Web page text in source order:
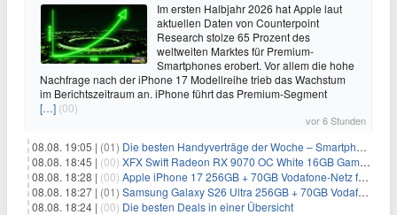
Im ersten Halbjahr 2026 hat Apple laut
aktuellen Daten von Counterpoint
Research stolze 65 Prozent des
weltweiten Marktes für Premium-
Smartphones erobert. Vor allem die hohe
Nachfrage nach der iPhone 17 Modellreihe trieb das Wachstum
im Berichtszeitraum an. iPhone führt das Premium-Segment
[…] (00)
vor 6 Stunden
08.08. 19:05 | (01) Die besten Handyverträge der Woche – Smartphone-Tarife & SIM-Only im Überblick
08.08. 18:45 | (00) XFX Swift Radeon RX 9070 OC White 16GB Gaming-Grafikkarte für 579€
08.08. 18:28 | (00) Apple iPhone 17 256GB + 70GB Vodafone-Netz für 34,99€/Monat (effektiv 6,41€/Monat)
08.08. 18:27 | (01) Samsung Galaxy S26 Ultra 256GB + 70GB Vodafone-Netz für 34,99€/Monat (effektiv 4,74€/Monat)
08.08. 18:24 | (00) Die besten Deals in einer Übersicht